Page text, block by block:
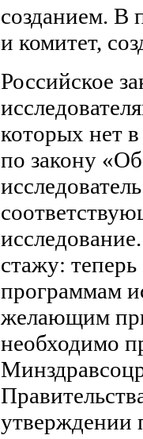
созданием. В
и комитет,
Российское
которых нет
по закону
стажу:
программам
желающим
необходимо
утверждении